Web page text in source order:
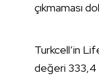
çıkmaması
Turkcell’in
değeri 333,4